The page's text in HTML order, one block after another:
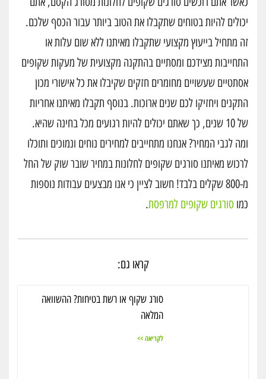
יכולים להיות בטוחים שתקבלו את הטוב ביותר עבור הכסף שלכם.
זה מתחיל בייעוץ מקצועי שתקבלו מאיתנו ללא שום עלות או
התחייבות מצידכם ומסתיים בהתקנה מקצועית של מעקות שקופים
אסתטיים שעשויים מחומרים חזקים שקיבלו את כל אישורי מכון
התקנים ויחזיקו לכם שנים ארוכות. בנוסף תקבלו מאיתנו אחריות
של 10 שנים, כך שאתם יכולים להיות רגועים מכל בחינה שהיא.
ומה לגבי המחיר? אנחנו מתחייבים למחירים נוחים ונמוכים ותוכלו
לרכוש מאיתנו סורגים שקופים לחלונות במחיר שובר שוק של החל
מ-800 שקלים בלבד! חשוב לציין כי אנו מבצעים עבודות נוספות
כמו סורגים שקופים למרפסת.
קראו גם:
סורג שקוף או רשת בטיחות? ההשוואה
המלאה
לקריאה >>